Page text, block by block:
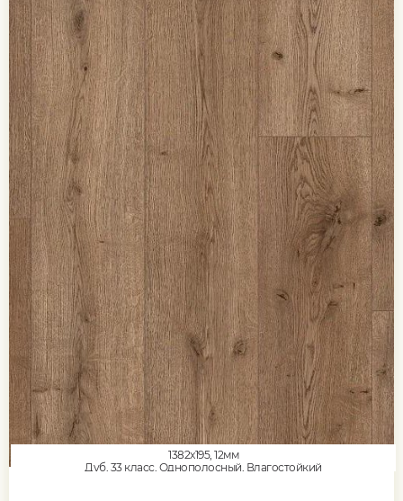
1382x195, 12мм
Дуб, 33 класс, Однополосный, Влагостойкий